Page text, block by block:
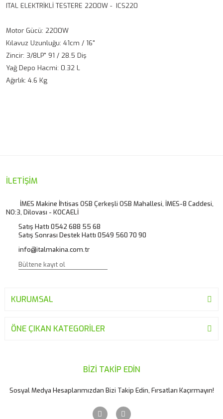
ITAL ELEKTRİKLİ TESTERE 2200W - ICS220
Motor Gücü: 2200W
Kılavuz Uzunluğu: 41cm / 16"
Zincir: 3/8LP" 91 / 28.5 Diş
Yağ Depo Hacmi: 0.32 L
Ağırlık: 4.6 Kg
Ürün resmi kalitesiz, bozuk veya görüntülenemiyor.
Ürün bilgilerinde hatalar bulunuyor.
Ürün fiyatı diğer sitelerden daha pahalı.
Bu ürüne benzer farklı alternatifler olmalı.
İLETİŞİM
İMES Makine İhtisas OSB Çerkeşli OSB Mahallesi, İMES-8 Caddesi,
NO:3, Dilovası - KOCAELİ
Satış Hattı 0542 688 55 68
Satış Sonrası Destek Hattı 0549 560 70 90
info@italmakina.com.tr
KURUMSAL
ÖNE ÇIKAN KATEGORİLER
BİZİ TAKİP EDİN
Sosyal Medya Hesaplarımızdan Bizi Takip Edin, Fırsatları Kaçırmayın!